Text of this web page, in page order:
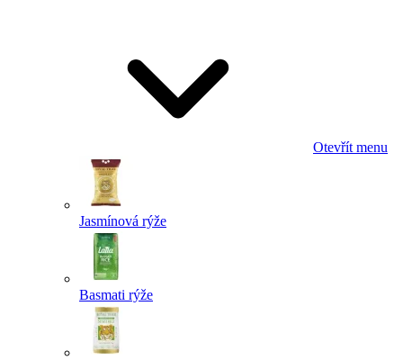
Otevřít menu
Jasmínová rýže
Basmati rýže